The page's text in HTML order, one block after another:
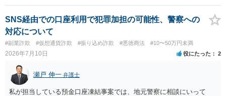
SNS経由での口座利用で犯罪加担の可能性、警察への
対応について
#副業詐欺 #仮想通貨詐欺 #振り込め詐欺 #悪徳商法 #10〜50万円未満
2026年7月10日 役にたった 2
瀬戸 伸一 弁護士
私が担当している預金口座凍結事案では、地元警察に相談にいって